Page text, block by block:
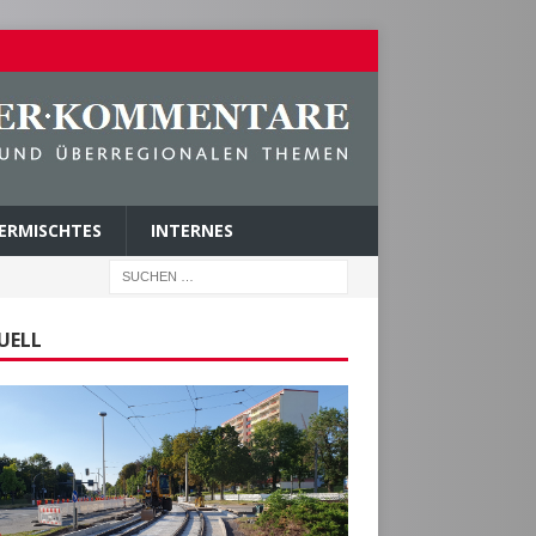
INTERNES